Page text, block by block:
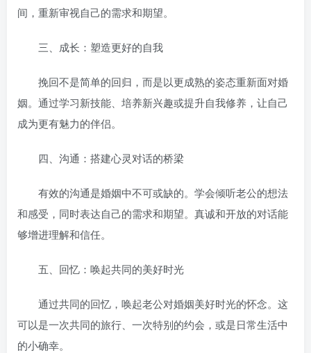
间，重新审视自己的需求和期望。
三、成长：塑造更好的自我
挽回不是简单的回归，而是以更成熟的姿态重新面对婚
姻。通过学习新技能、培养新兴趣或提升自我修养，让自己
成为更有魅力的伴侣。
四、沟通：搭建心灵对话的桥梁
有效的沟通是婚姻中不可或缺的。学会倾听老公的想法
和感受，同时表达自己的需求和期望。真诚和开放的对话能
够增进理解和信任。
五、回忆：唤起共同的美好时光
通过共同的回忆，唤起老公对婚姻美好时光的怀念。这
可以是一次共同的旅行、一次特别的约会，或是日常生活中
的小确幸。